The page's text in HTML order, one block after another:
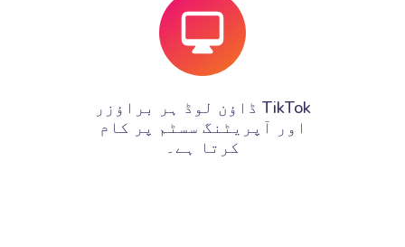
TikTok ڈاؤن لوڈ ہر براؤزر
اور آپریٹنگ سسٹم پر کام
کرتا ہے۔